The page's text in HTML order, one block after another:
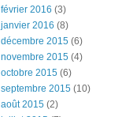
février 2016 (3)
janvier 2016 (8)
décembre 2015 (6)
novembre 2015 (4)
octobre 2015 (6)
septembre 2015 (10)
août 2015 (2)